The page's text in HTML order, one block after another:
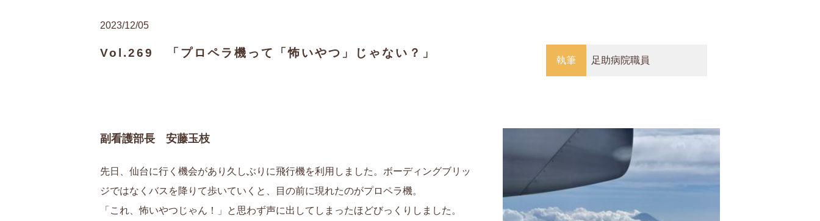
2023/12/05
Vol.269 「プロペラ機って「怖いやつ」じゃない？」
執筆 足助病院職員
副看護部長 安藤玉枝
先日、仙台に行く機会があり久しぶりに飛行機を利用しました。ボーディングブリッ
ジではなくバスを降りて歩いていくと、目の前に現れたのがプロペラ機。
「これ、怖いやつじゃん！」と思わず声に出してしまったほどびっくりしました。